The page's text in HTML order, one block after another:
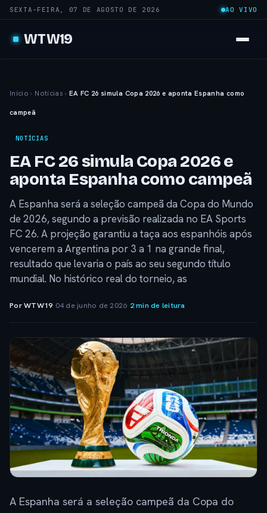
SEXTA-FEIRA, 07 DE AGOSTO DE 2026 AO VIVO
WTW19
Início › Notícias › EA FC 26 simula Copa 2026 e aponta Espanha como
campeã
NOTÍCIAS
EA FC 26 simula Copa 2026 e
aponta Espanha como campeã
A Espanha será a seleção campeã da Copa do Mundo
de 2026, segundo a previsão realizada no EA Sports
FC 26. A projeção garantiu a taça aos espanhóis após
vencerem a Argentina por 3 a 1 na grande final,
resultado que levaria o país ao seu segundo título
mundial. No histórico real do torneio, as
Por WTW19· 04 de junho de 2026· 2 min de leitura
A Espanha será a seleção campeã da Copa do